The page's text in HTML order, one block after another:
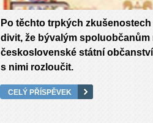
Po těchto trpkých
divit, že bývalým spoluobčanům
československé státní
s nimi rozloučit.
CELÝ PŘÍSPĚVEK